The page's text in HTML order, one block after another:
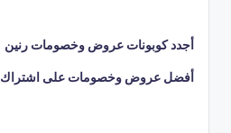
أجدد كوبونات عروض وخصومات رنين
أفضل عروض وخصومات على اشتراك IPTV